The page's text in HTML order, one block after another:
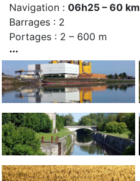
Navigation : 06h25 – 60 km
Barrages : 2
Portages : 2 – 600 m